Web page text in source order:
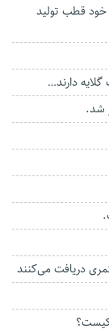
قطب تولید
دارند…
شد.